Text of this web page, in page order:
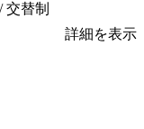
交替制
詳細を表示